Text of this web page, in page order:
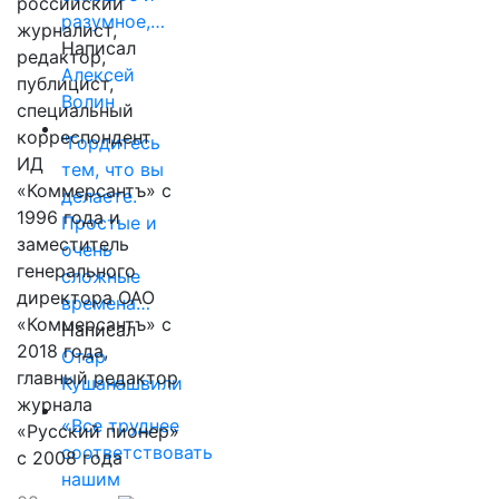
разумное,…
Написал
Алексей
Волин
"Гордитесь
тем, что вы
делаете.
Простые и
очень
сложные
времена…
Написал
Отар
Кушанашвили
«Все труднее
соответствовать
нашим
журналист,
редактор,
публицист,
специальный
корреспондент
ИД
«Коммерсантъ» с
1996 года и
заместитель
генерального
директора ОАО
«Коммерсантъ» с
2018 года,
главный редактор
журнала
«Русский пионер»
с 2008 года